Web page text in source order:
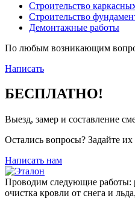
Строительство
Строительство
Демонтажные работы
По любым возникающим
Написать
БЕСПЛАТНО!
Выезд, замер и
Остались вопросы? Задайте
Написать нам
Проводим следующие работы:
очистка кровли от снега и